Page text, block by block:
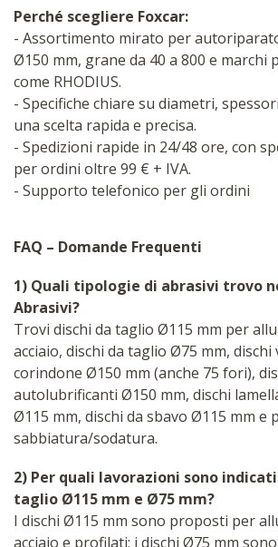
Perché scegliere Foxcar:
- Assortimento mirato per
Ø150 mm, grane da 40 a 800 e marchi
come RHODIUS.
- Specifiche chiare su diametri,
una scelta rapida e precisa.
- Spedizioni rapide in 24/48 ore, con
per ordini oltre 99 € + IVA.
- Supporto telefonico per gli ordini
FAQ – Domande Frequenti
1) Quali tipologie di abrasivi trovo
Abrasivi?
Trovi dischi da taglio Ø115 mm per
acciaio, dischi da taglio Ø75 mm,
corindone Ø150 mm (anche 75 fori),
autolubrificanti Ø150 mm, dischi
Ø115 mm, dischi da sbavo Ø115 mm e
sabbiatura/sodatura.
2) Per quali lavorazioni sono
taglio Ø115 mm e Ø75 mm?
I dischi Ø115 mm sono proposti per
acciaio e profilati; i dischi Ø75 mm